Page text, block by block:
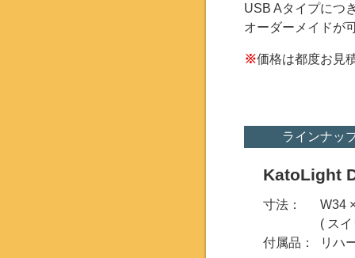
USB Aタイプにつ
オーダーメイドが
※価格は都度お見
ラインナッ
KatoLight
寸法：
W34
( ス
付属品：
リハ